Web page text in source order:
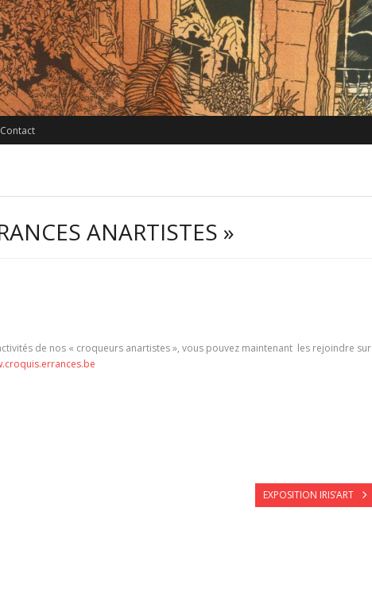
Contact
ANARTISTES »
de nos « croqueurs anartistes », vous pouvez maintenant les rejoindre sur
EXPOSITION IRIS’ART